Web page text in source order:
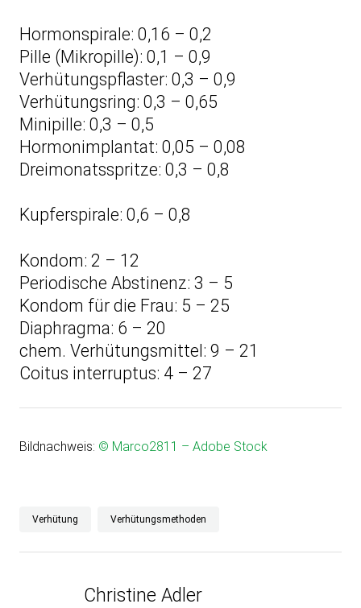
Hormonspirale: 0,16 – 0,2
Pille (Mikropille): 0,1 – 0,9
Verhütungspflaster: 0,3 – 0,9
Verhütungsring: 0,3 – 0,65
Minipille: 0,3 – 0,5
Hormonimplantat: 0,05 – 0,08
Dreimonatsspritze: 0,3 – 0,8
Kupferspirale: 0,6 – 0,8
Kondom: 2 – 12
Periodische Abstinenz: 3 – 5
Kondom für die Frau: 5 – 25
Diaphragma: 6 – 20
chem. Verhütungsmittel: 9 – 21
Coitus interruptus: 4 – 27
Bildnachweis: © Marco2811 – Adobe Stock
Verhütung Verhütungsmethoden
Christine Adler